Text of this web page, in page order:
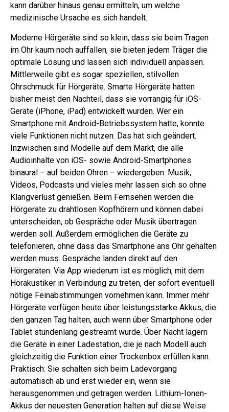
kann darüber hinaus genau ermitteln, um welche
medizinische Ursache es sich handelt.
Moderne Hörgeräte sind so klein, dass sie beim Tragen
im Ohr kaum noch auffallen, sie bieten jedem Träger die
optimale Lösung und lassen sich individuell anpassen.
Mittlerweile gibt es sogar speziellen, stilvollen
Ohrschmuck für Hörgeräte. Smarte Hörgeräte hatten
bisher meist den Nachteil, dass sie vorrangig für iOS-
Geräte (iPhone, iPad) entwickelt wurden. Wer ein
Smartphone mit Android-Betriebssystem hatte, konnte
viele Funktionen nicht nutzen. Das hat sich geändert.
Inzwischen sind Modelle auf dem Markt, die alle
Audioinhalte von iOS- sowie Android-Smartphones
binaural – auf beiden Ohren – wiedergeben. Musik,
Videos, Podcasts und vieles mehr lassen sich so ohne
Klangverlust genießen. Beim Fernsehen werden die
Hörgeräte zu drahtlosen Kopfhörern und können dabei
unterscheiden, ob Gespräche oder Musik übertragen
werden soll. Außerdem ermöglichen die Geräte zu
telefonieren, ohne dass das Smartphone ans Ohr gehalten
werden muss. Gespräche landen direkt auf den
Hörgeräten. Via App wiederum ist es möglich, mit dem
Hörakustiker in Verbindung zu treten, der sofort eventuell
nötige Feinabstimmungen vornehmen kann. Immer mehr
Hörgeräte verfügen heute über leistungsstarke Akkus, die
den ganzen Tag halten, auch wenn über Smartphone oder
Tablet stundenlang gestreamt wurde. Über Nacht lagern
die Geräte in einer Ladestation, die je nach Modell auch
gleichzeitig die Funktion einer Trockenbox erfüllen kann.
Praktisch: Sie schalten sich beim Ladevorgang
automatisch ab und erst wieder ein, wenn sie
herausgenommen und getragen werden. Lithium-Ionen-
Akkus der neuesten Generation halten auf diese Weise